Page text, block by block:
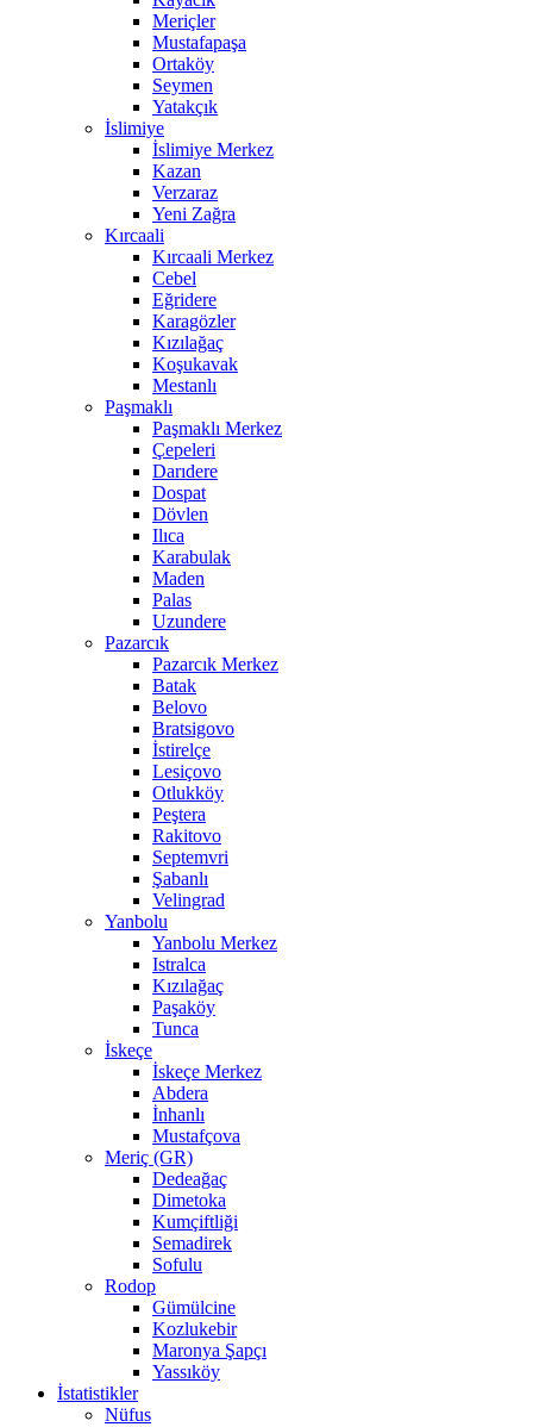
Meriçler
Mustafapaşa
Ortaköy
Seymen
Yatakçık
İslimiye
İslimiye Merkez
Kazan
Verzaraz
Yeni Zağra
Kırcaali
Kırcaali Merkez
Cebel
Eğridere
Karagözler
Kızılağaç
Koşukavak
Mestanlı
Paşmaklı
Paşmaklı Merkez
Çepeleri
Darıdere
Dospat
Dövlen
Ilıca
Karabulak
Maden
Palas
Uzundere
Pazarcık
Pazarcık Merkez
Batak
Belovo
Bratsigovo
İstirelçe
Lesiçovo
Otlukköy
Peştera
Rakitovo
Septemvri
Şabanlı
Velingrad
Yanbolu
Yanbolu Merkez
Istralca
Kızılağaç
Paşaköy
Tunca
İskeçe
İskeçe Merkez
Abdera
İnhanlı
Mustafçova
Meriç (GR)
Dedeağaç
Dimetoka
Kumçiftliği
Semadirek
Sofulu
Rodop
Gümülcine
Kozlukebir
Maronya Şapçı
Yassıköy
İstatistikler
Nüfus